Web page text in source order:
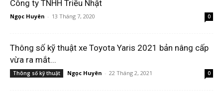
Công ty TNHH Triều Nhật
Ngọc Huyên - 13 Tháng 7, 2020 0
Thông số kỹ thuật xe Toyota Yaris 2021 bản nâng cấp
vừa ra mắt...
Thông số kỹ thuật Ngọc Huyên - 22 Tháng 2, 2021 0